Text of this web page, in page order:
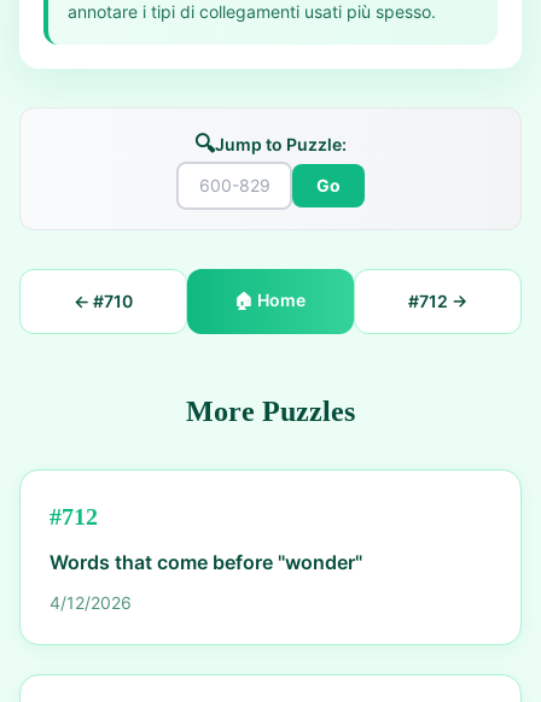
annotare i tipi di collegamenti usati più spesso.
🔍Jump to Puzzle:
Go
← #710 🏠 Home #712 →
More Puzzles
#712
Words that come before "wonder"
4/12/2026